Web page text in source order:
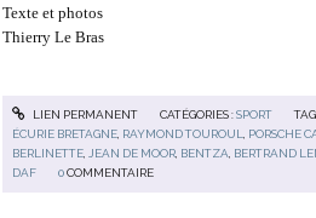
Texte et photos
Thierry Le Bras
LIEN PERMANENT CATÉGORIES :SPORT
ÉCURIE BRETAGNE RAYMOND TOUROUL PORSCHE
BERLINETTE
JEAN DE MOOR BENTZA BERTRAND
DAF
0 COMMENTAIRE